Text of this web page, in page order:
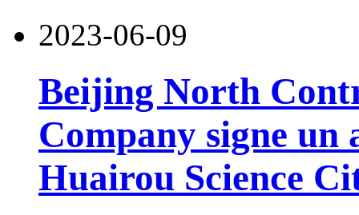
2023-06-09
Beijing North
Company signe un
Huairou Science